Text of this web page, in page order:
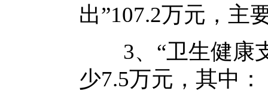
出”107.2万元，主
3、“卫生健康支
少7.5万元，其中：